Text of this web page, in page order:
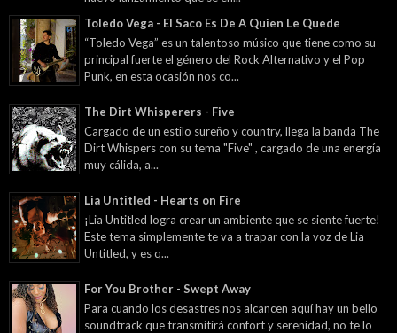
Toledo Vega - El Saco Es De A Quien Le Quede
“Toledo Vega” es un talentoso músico que tiene como su
principal fuerte el género del Rock Alternativo y el Pop
Punk, en esta ocasión nos co...
The Dirt Whisperers - Five
Cargado de un estilo sureño y country, llega la banda The
Dirt Whispers con su tema "Five" , cargado de una energía
muy cálida, a...
Lia Untitled - Hearts on Fire
¡Lia Untitled logra crear un ambiente que se siente fuerte!
Este tema simplemente te va a trapar con la voz de Lia
Untitled, y es q...
For You Brother - Swept Away
Para cuando los desastres nos alcancen aquí hay un bello
soundtrack que transmitirá confort y serenidad, no te lo